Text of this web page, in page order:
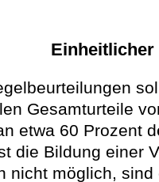
Gesamturteile
etwa 60 Prozent
die Bildung einer
nicht möglich,